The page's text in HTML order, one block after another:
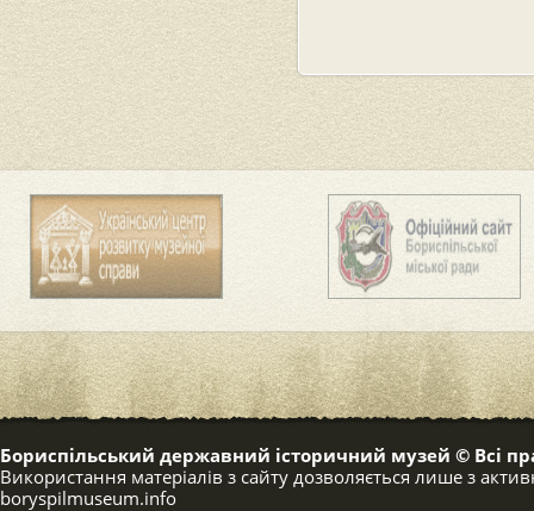
Бориспільський державний історичний музей © Всі
Використання матеріалів з сайту дозволяється лише з
boryspilmuseum.info